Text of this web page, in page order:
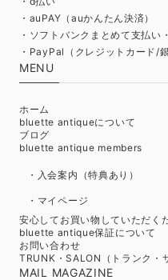
・auPAY（auかんたん決済）
・ソフトバンクまとめて支払
・PayPal（クレジットカード/
MENU
ホーム
bluette antiqueについて
ブログ
bluette antique members
・入会案内（特典あり）
・マイページ
安心してお買い物していただく
bluette antique保証について
お問い合わせ
TRUNK・SALON（トランク・
MAIL MAGAZINE